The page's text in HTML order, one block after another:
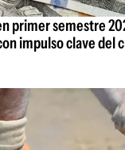
primer semestre
impulso clave del